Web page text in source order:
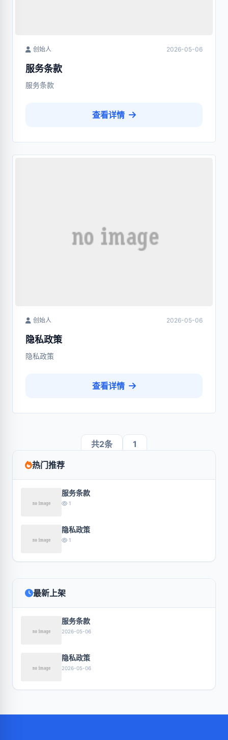
创始人 2026-05-06
服务条款
服务条款
查看详情
创始人 2026-05-06
隐私政策
隐私政策
查看详情
共2条 1
热门推荐
服务条款
1
隐私政策
1
最新上架
服务条款
2026-05-06
隐私政策
2026-05-06